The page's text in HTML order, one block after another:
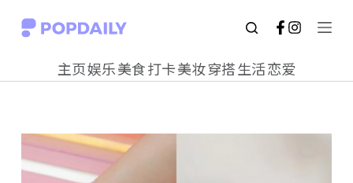
S
c
主页娱乐美食打卡美妆穿搭生活恋爱